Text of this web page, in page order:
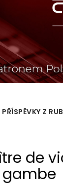
Z
de
gambe